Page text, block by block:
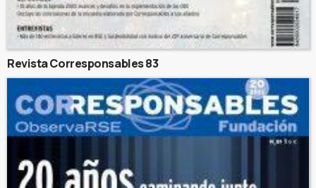
Revista Corresponsables 83